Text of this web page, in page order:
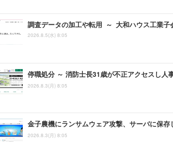
調査データの加工や転用 ～ 大和ハウス工業子
2026.8.5(水) 8:05
停職処分 ～ 消防士長31歳が不正アクセスし人
2026.8.3(月) 8:05
金子農機にランサムウェア攻撃、サーバに保
2026.8.3(月) 8:05